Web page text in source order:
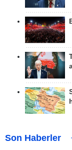
Son Haberler